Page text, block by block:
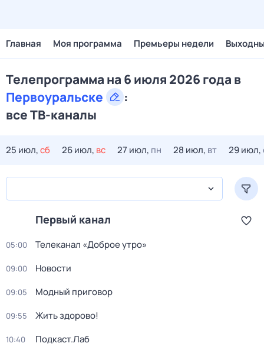
Главная Моя программа Премьеры недели
Телепрограмма на 6 июля 2026 года в
Первоуральске
:
все ТВ-каналы
25 июл,сб 26 июл, вс 27 июл, пн 28 июл, вт 29 июл,
Первый канал
05:00 Телеканал «Доброе утро»
09:00 Новости
09:05 Модный приговор
09:55 Жить здорово!
10:40 Подкаст.Лаб